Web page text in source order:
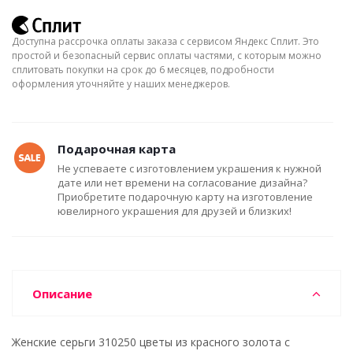
Доступна рассрочка оплаты заказа с сервисом Яндекс Сплит. Это
простой и безопасный сервис оплаты частями, с которым можно
сплитовать покупки на срок до 6 месяцев, подробности
оформления уточняйте у наших менеджеров.
Подарочная карта
Не успеваете с изготовлением украшения к нужной
дате или нет времени на согласование дизайна?
Приобретите подарочную карту на изготовление
ювелирного украшения для друзей и близких!
Описание
Женские серьги 310250 цветы из красного золота с